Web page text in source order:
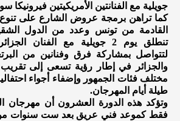
جويلية مع الفنانتين الأمريكيتين فيرونيكا
كما تراهن برمجة عروض الشارع على تنوع
القادمة من تونس وعدد من الدول
تنطلق يوم 2 جويلية مع الفنان
لتتواصل بمشاركة فرق وفنانين من
والجزائر في إطار رؤية تسعى إلى
مختلف فئات الجمهور وإضفاء أجواء
طيلة أيام المهرجان.
وتؤكد هذه الدورة العشرون أن مهرجان
فقط كموعد فني عريق بعد ست سنوات من